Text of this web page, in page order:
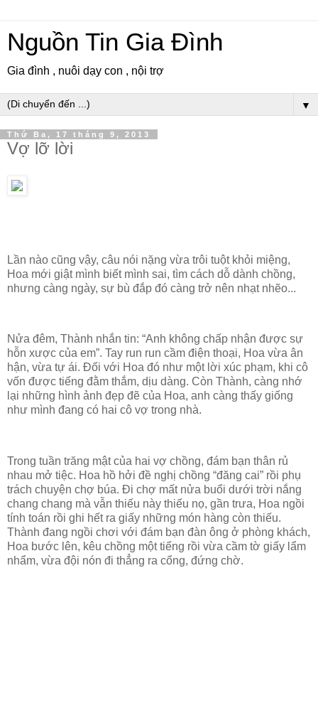
Nguồn Tin Gia Đình
Gia đình , nuôi dạy con , nội trợ
▼
Thứ Ba, 17 tháng 9, 2013
Vợ lỡ lời
Lần nào cũng vậy, câu nói nặng vừa trôi tuột khỏi miệng,
Hoa mới giật mình biết mình sai, tìm cách dỗ dành chồng,
nhưng càng ngày, sự bù đắp đó càng trở nên nhạt nhẽo...
Nửa đêm, Thành nhắn tin: “Anh không chấp nhận được sự
hỗn xược của em”. Tay run run cầm điện thoại, Hoa vừa ân
hận, vừa tự ái. Đối với Hoa đó như một lời xúc phạm, khi cô
vốn được tiếng đằm thắm, dịu dàng. Còn Thành, càng nhớ
lại những hình ảnh đẹp đẽ của Hoa, anh càng thấy giống
như mình đang có hai cô vợ trong nhà.
Trong tuần trăng mật của hai vợ chồng, đám bạn thân rủ
nhau mở tiệc. Hoa hồ hởi đề nghị chồng “đăng cai” rồi phụ
trách chuyện chợ búa. Đi chợ mất nửa buổi dưới trời nắng
chang chang mà vẫn thiếu này thiếu nọ, gần trưa, Hoa ngồi
tính toán rồi ghi hết ra giấy những món hàng còn thiếu.
Thành đang ngồi chơi với đám bạn đàn ông ở phòng khách,
Hoa bước lên, kêu chồng một tiếng rồi vừa cầm tờ giấy lẩm
nhẩm, vừa đội nón đi thẳng ra cổng, đứng chờ.